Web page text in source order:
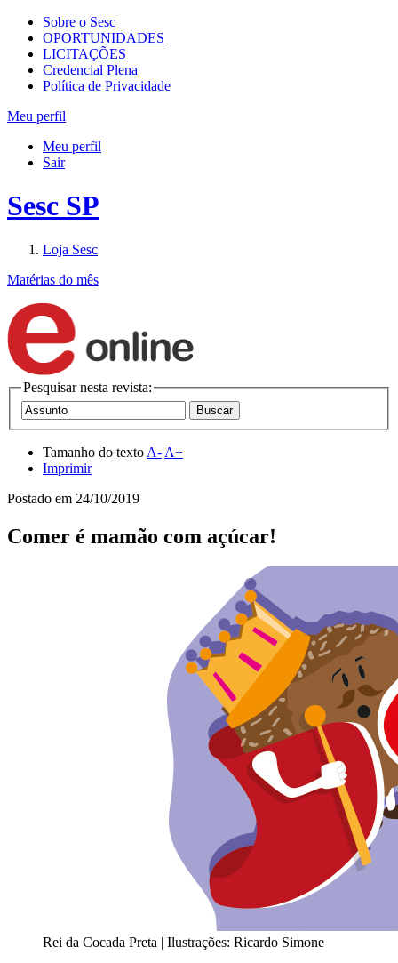
Sobre o Sesc
OPORTUNIDADES
LICITAÇÕES
Credencial Plena
Política de Privacidade
Meu perfil
Meu perfil
Sair
Sesc SP
Loja Sesc
Matérias do mês
Pesquisar nesta revista:
Tamanho do texto A- A+
Imprimir
Postado em 24/10/2019
Comer é mamão com açúcar!
Rei da Cocada Preta | Ilustrações: Ricardo Simone